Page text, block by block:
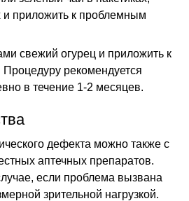
и приложить к проблемным
свежий огурец и приложить к
Процедуру рекомендуется
в течение 1-2 месяцев.
дефекта можно также с
аптечных препаратов.
если проблема вызвана
зрительной нагрузкой.